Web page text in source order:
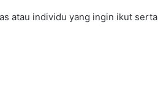
atau individu yang ingin ikut serta